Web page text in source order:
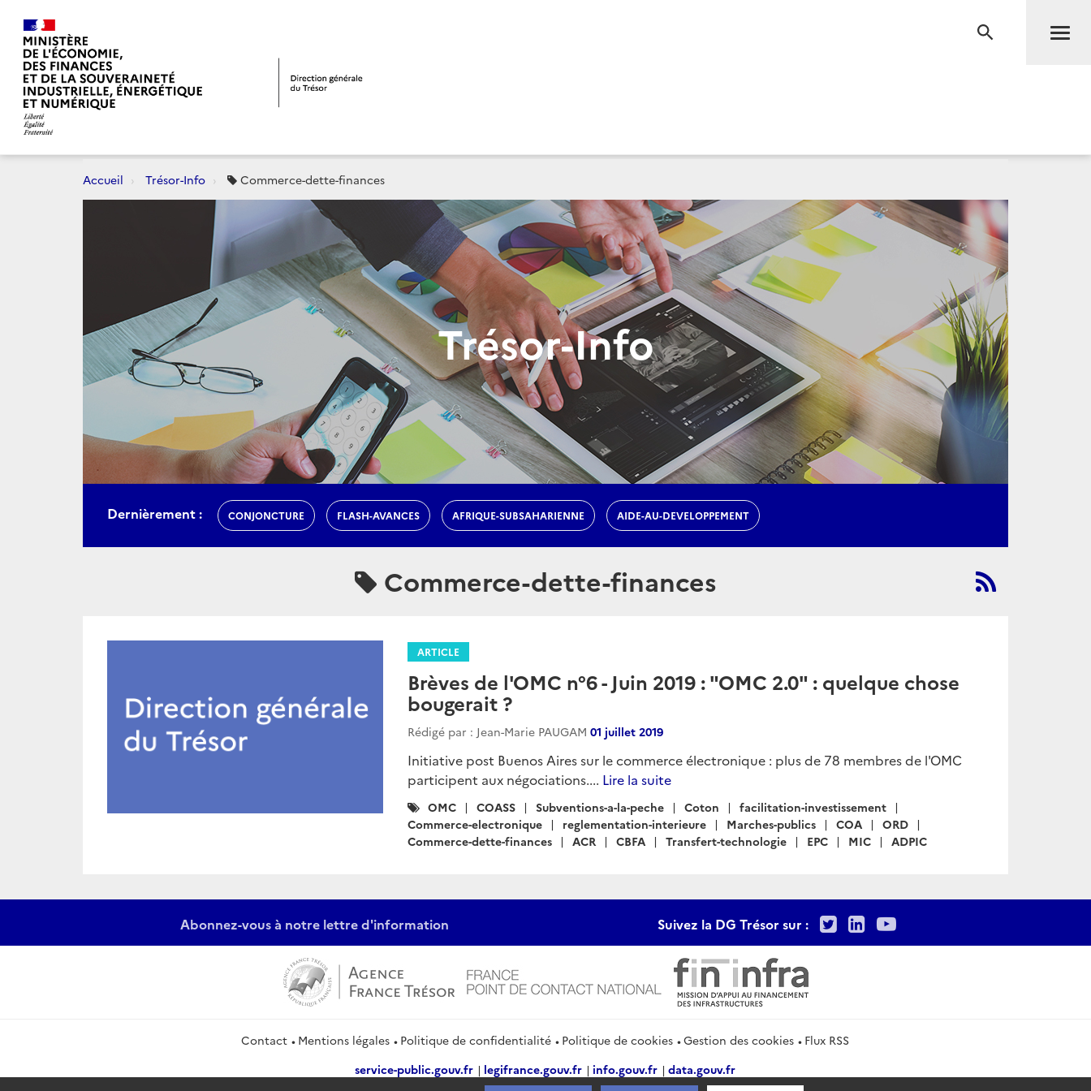
RECHERCHE
Accueil Trésor-Info Commerce-dette-finances
Trésor-Info
Dernièrement : CONJONCTURE FLASH-AVANCES AFRIQUE-SUBSAHARIENNE AIDE-AU-DEVELOPPEMENT
Commerce-dette-finances
ARTICLE
Brèves de l'OMC n°6 - Juin 2019 : "OMC 2.0" : quelque chose
bougerait ?
Rédigé par : Jean-Marie PAUGAM 01 juillet 2019
Initiative post Buenos Aires sur le commerce électronique : plus de 78 membres de l'OMC
participent aux négociations.... Lire la suite
Catégories
:
OMC COASS Subventions-a-la-peche Coton
facilitation-investissement
Commerce-electronique
reglementation-interieure Marches-publics COA
ORD
Commerce-dette-finances
ACR CBFA Transfert-technologie EPC MIC ADPIC
Abonnez-vous à notre lettre d'information Suivez la DG Trésor sur : TwitterLinkedIn
Youtube
Contact Mentions légales Politique de confidentialité Politique de cookies Gestion des cookies
Flux RSS
service-public.gouv.fr
legifrance.gouv.fr info.gouv.fr
data.gouv.fr